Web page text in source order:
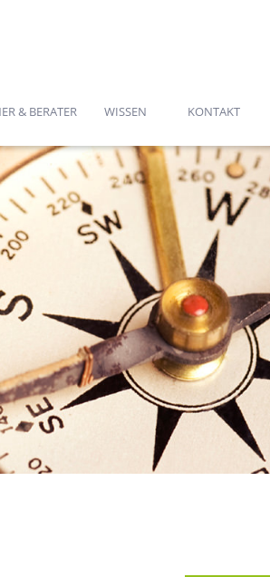
& BERATER WISSEN KONTAKT